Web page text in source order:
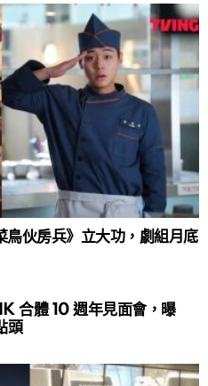
伙房兵》立大功，劇組月底
合體 10 週年見面會，曝
頭